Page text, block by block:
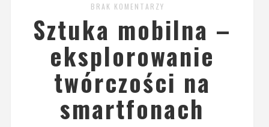
BRAK KOMENTARZY
Sztuka mobilna –
eksplorowanie
twórczości na
smartfonach